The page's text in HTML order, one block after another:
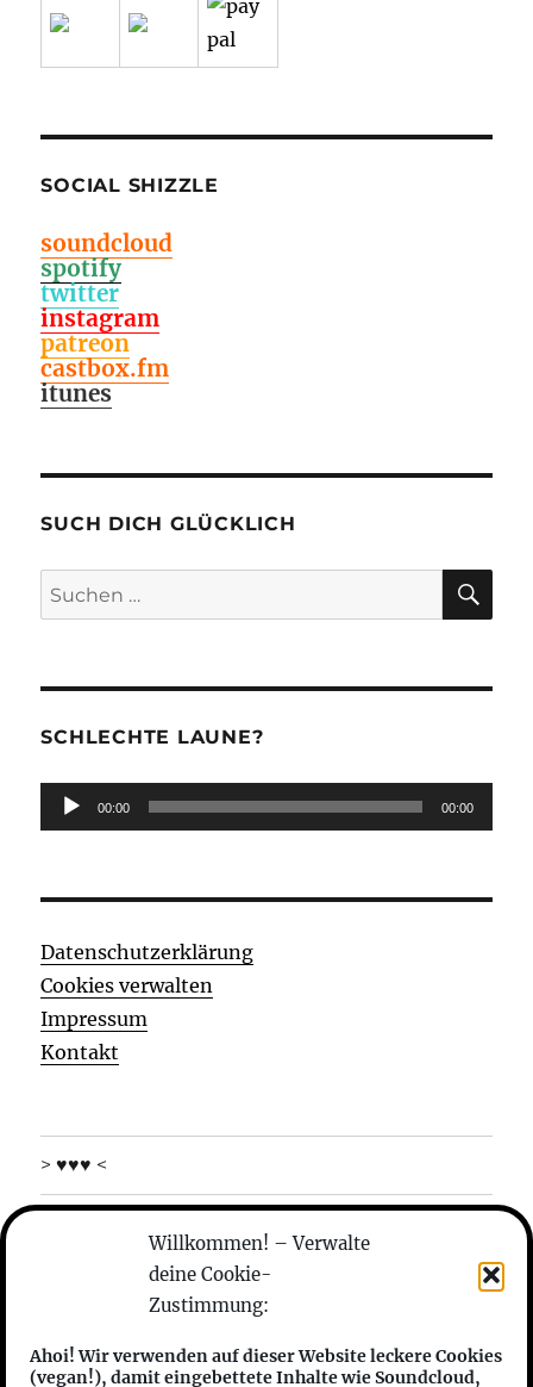
Willkommen! – Verwalte
deine Cookie-
Zustimmung:
Ahoi! Wir verwenden auf dieser Website leckere Cookies
(vegan!), damit eingebettete Inhalte wie Soundcloud,
SOCIAL SHIZZLE
soundcloud
spotify
twitter
instagram
patreon
castbox.fm
itunes
SUCH DICH GLÜCKLICH
Suchen
nach:
SCHLECHTE LAUNE?
Audio-
Player
00:00 00:00
Datenschutzerklärung
Cookies verwalten
Impressum
Kontakt
> ♥♥♥ <
wer sind die